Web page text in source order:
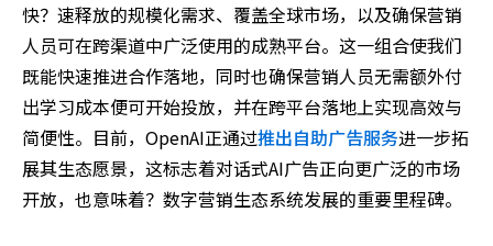
快？速释放的规模化需求、覆盖全球市场，以及确保营销
人员可在跨渠道中广泛使用的成熟平台。这一组合使我们
既能快速推进合作落地，同时也确保营销人员无需额外付
出学习成本便可开始投放，并在跨平台落地上实现高效与
简便性。目前，OpenAI正通过推出自助广告服务进一步拓
展其生态愿景，这标志着对话式AI广告正向更广泛的市场
开放，也意味着？数字营销生态系统发展的重要里程碑。